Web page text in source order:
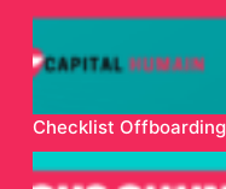
Checklist